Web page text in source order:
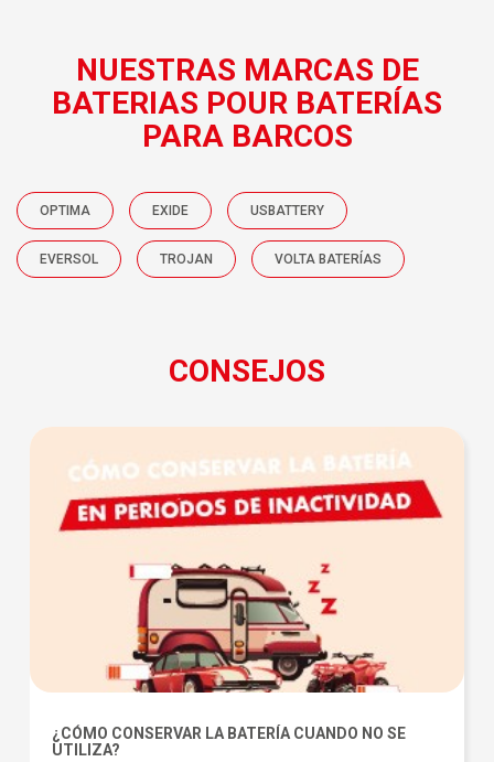
NUESTRAS MARCAS DE
BATERIAS POUR BATERÍAS
PARA BARCOS
OPTIMA EXIDE USBATTERY
EVERSOL TROJAN VOLTA BATERÍAS
CONSEJOS
¿CÓMO CONSERVAR LA BATERÍA CUANDO NO SE
UTILIZA?